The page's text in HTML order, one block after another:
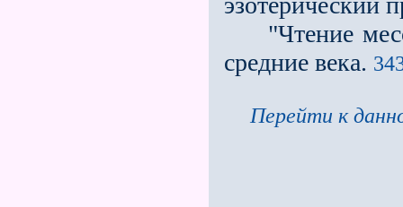
"Чтение
средние века.
Перейти к